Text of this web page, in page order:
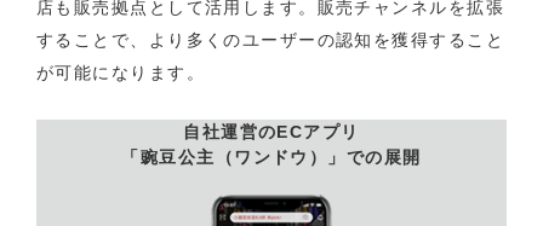
店も販売拠点として活用します。販売チャンネルを拡張
することで、より多くのユーザーの認知を獲得すること
が可能になります。
自社運営のECアプリ
「豌豆公主（ワンドウ）」での展開